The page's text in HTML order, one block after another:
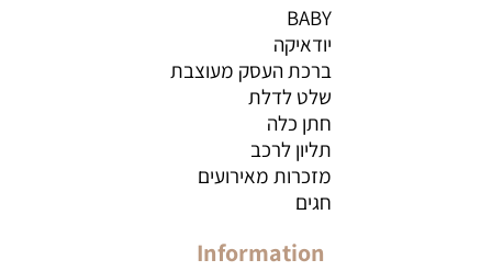
BABY
יודאיקה
ברכת העסק מעוצבת
שלט לדלת
חתן כלה
תליון לרכב
מזכרות מאירועים
חגים
Information